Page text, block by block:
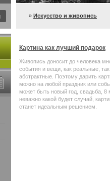
» Искусство и живопись
Картина как лучший подарок
Живопись доносит до человека
события и вещи, как реальные,
абстрактные. Поэтому дарить
можно на любой праздник или
может быть новый год, свадьба, 8
неважно какой будет случай,
станет идеальным решением.